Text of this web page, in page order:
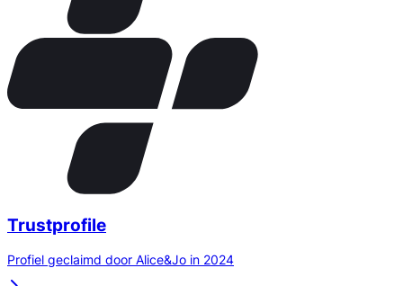
Trustprofile
Profiel geclaimd door Alice&Jo in 2024